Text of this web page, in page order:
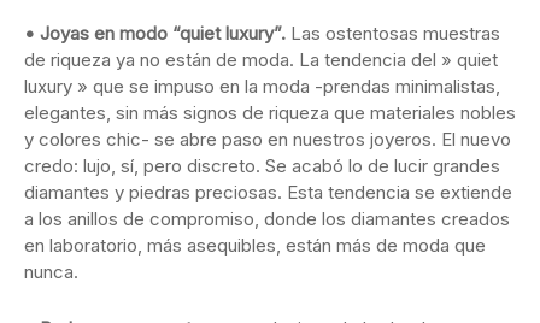
• Joyas en modo “quiet luxury”. Las ostentosas muestras
de riqueza ya no están de moda. La tendencia del » quiet
luxury » que se impuso en la moda -prendas minimalistas,
elegantes, sin más signos de riqueza que materiales nobles
y colores chic- se abre paso en nuestros joyeros. El nuevo
credo: lujo, sí, pero discreto. Se acabó lo de lucir grandes
diamantes y piedras preciosas. Esta tendencia se extiende
a los anillos de compromiso, donde los diamantes creados
en laboratorio, más asequibles, están más de moda que
nunca.